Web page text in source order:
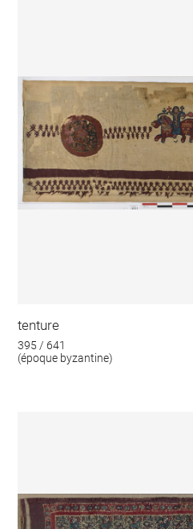
tenture
395 / 641
(époque byzantine)